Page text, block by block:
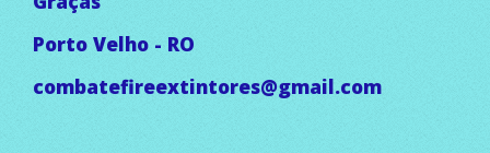
Porto Velho - RO
combatefireextintores@gmail.com